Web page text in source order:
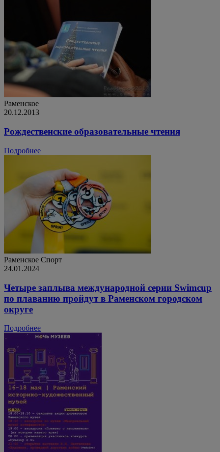
Раменское
20.12.2013
Рождественские образовательные чтения
Подробнее
Раменское Спорт
24.01.2024
Четыре заплыва международной серии Swimcup
по плаванию пройдут в Раменском городском
округе
Подробнее